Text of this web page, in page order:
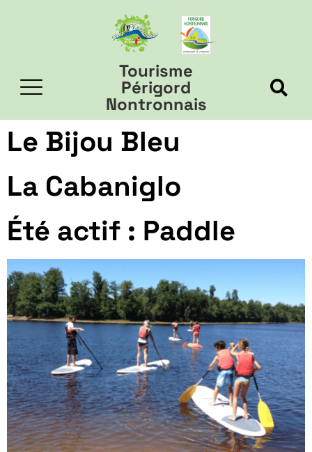
Tourisme
Périgord
Nontronnais
Le Bijou Bleu
La Cabaniglo
Été actif : Paddle